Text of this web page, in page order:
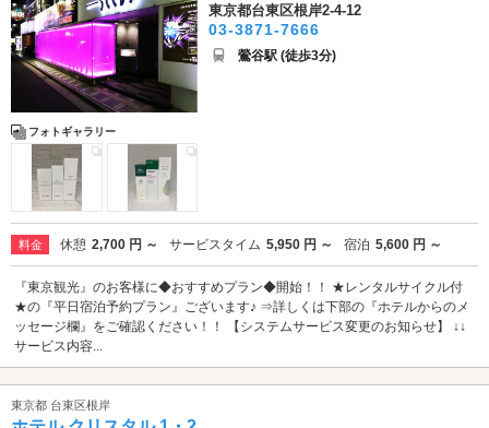
フォトギャラリー
東京都台東区根岸2-4-12
03-3871-7666
鶯谷駅 (徒歩3分)
料金 休憩 2,700 円 ～ サービスタイム 5,950 円 ～ 宿泊 5,600 円 ～
『東京観光』のお客様に◆おすすめプラン◆開始！！ ★レンタルサイクル付
★の『平日宿泊予約プラン』ございます♪ ⇒詳しくは下部の『ホテルからのメ
ッセージ欄』をご確認ください！！ 【システムサービス変更のお知らせ】 ↓↓
サービス内容...
東京都 台東区根岸